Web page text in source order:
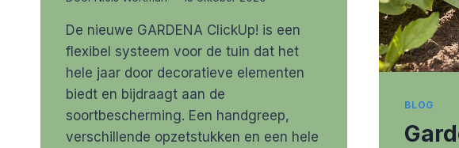
De nieuwe GARDENA ClickUp! is een
flexibel systeem voor de tuin dat het
hele jaar door decoratieve elementen
biedt en bijdraagt aan de
soortbescherming. Een handgreep,
verschillende opzetstukken en een hele
BLOG